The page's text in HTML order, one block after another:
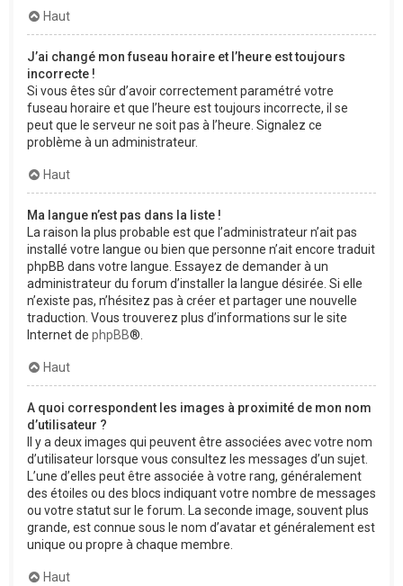
Haut
J’ai changé mon fuseau horaire et l’heure est toujours
incorrecte !
Si vous êtes sûr d’avoir correctement paramétré votre
fuseau horaire et que l’heure est toujours incorrecte, il se
peut que le serveur ne soit pas à l’heure. Signalez ce
problème à un administrateur.
Haut
Ma langue n’est pas dans la liste !
La raison la plus probable est que l’administrateur n’ait pas
installé votre langue ou bien que personne n’ait encore traduit
phpBB dans votre langue. Essayez de demander à un
administrateur du forum d’installer la langue désirée. Si elle
n’existe pas, n’hésitez pas à créer et partager une nouvelle
traduction. Vous trouverez plus d’informations sur le site
Internet de phpBB®.
Haut
A quoi correspondent les images à proximité de mon nom
d’utilisateur ?
Il y a deux images qui peuvent être associées avec votre nom
d’utilisateur lorsque vous consultez les messages d’un sujet.
L’une d’elles peut être associée à votre rang, généralement
des étoiles ou des blocs indiquant votre nombre de messages
ou votre statut sur le forum. La seconde image, souvent plus
grande, est connue sous le nom d’avatar et généralement est
unique ou propre à chaque membre.
Haut